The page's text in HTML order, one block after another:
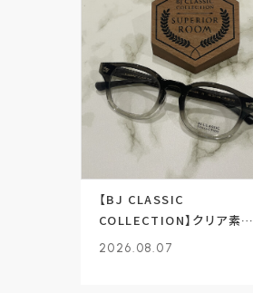
【BJ CLASSIC
COLLECTION】クリア素材
採用のセルフレーム！
2026.08.07